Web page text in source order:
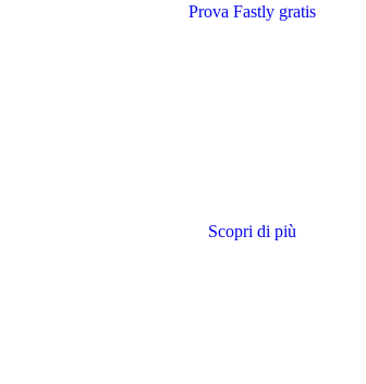
Prova Fastly gratis
Scopri di più